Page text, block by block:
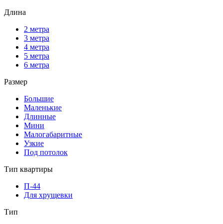
Длина
2 метра
3 метра
4 метра
5 метра
6 метра
Размер
Большие
Маленькие
Длинные
Мини
Малогабаритные
Узкие
Под потолок
Тип квартиры
П-44
Для хрущевки
Тип